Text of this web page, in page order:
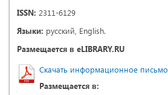
ISSN: 2311-6129
Языки: русский, English.
Размещается в eLIBRARY.RU
Скачать информационное письмо
Размещается в: